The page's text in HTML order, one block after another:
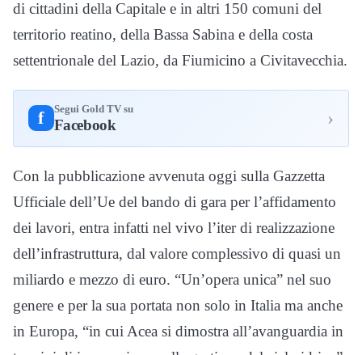
di cittadini della Capitale e in altri 150 comuni del
territorio reatino, della Bassa Sabina e della costa
settentrionale del Lazio, da Fiumicino a Civitavecchia.
f Segui Gold TV su
Facebook ›
Con la pubblicazione avvenuta oggi sulla Gazzetta
Ufficiale dell’Ue del bando di gara per l’affidamento
dei lavori, entra infatti nel vivo l’iter di realizzazione
dell’infrastruttura, dal valore complessivo di quasi un
miliardo e mezzo di euro. “Un’opera unica” nel suo
genere e per la sua portata non solo in Italia ma anche
in Europa, “in cui Acea si dimostra all’avanguardia in